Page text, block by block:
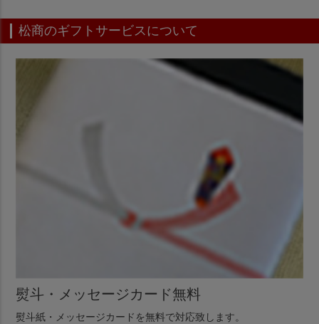
松商のギフトサービスについて
熨斗・メッセージカード無料
熨斗紙・メッセージカードを無料で対応致します。